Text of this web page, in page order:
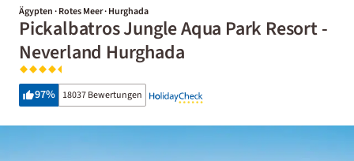
Ägypten · Rotes Meer · Hurghada
Pickalbatros Jungle Aqua Park Resort -
Neverland Hurghada
97% 18037 Bewertungen